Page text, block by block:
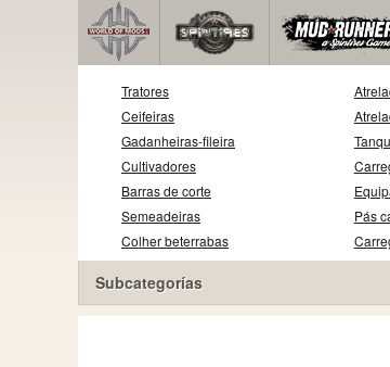
Tratores
Ceifeiras
Gadanheiras-fileira
Cultivadores
Barras de corte
Semeadeiras
Colher beterrabas
Pás
Subcategorías